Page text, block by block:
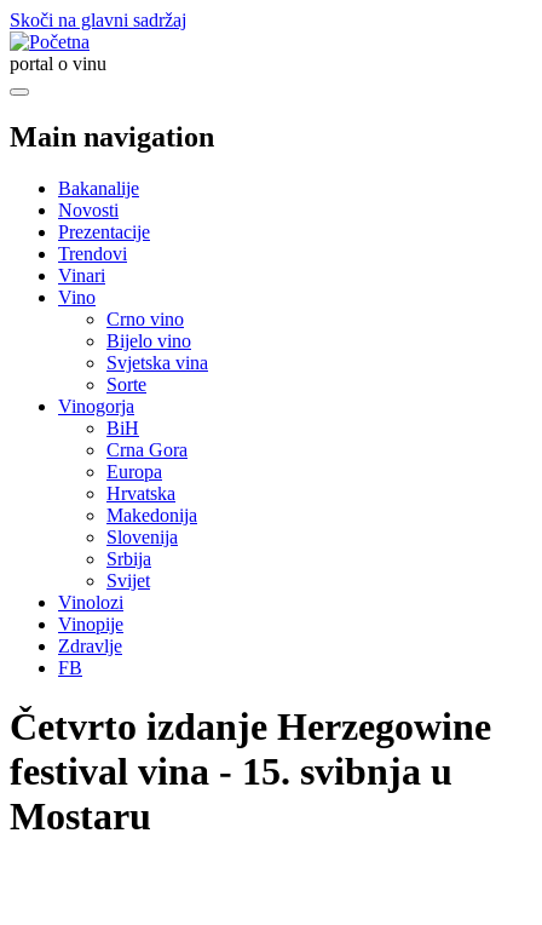
Skoči na glavni sadržaj
portal o vinu
Main navigation
Bakanalije
Novosti
Prezentacije
Trendovi
Vinari
Vino
Crno vino
Bijelo vino
Svjetska vina
Sorte
Vinogorja
BiH
Crna Gora
Europa
Hrvatska
Makedonija
Slovenija
Srbija
Svijet
Vinolozi
Vinopije
Zdravlje
FB
Četvrto izdanje Herzegowine
festival vina - 15. svibnja u
Mostaru